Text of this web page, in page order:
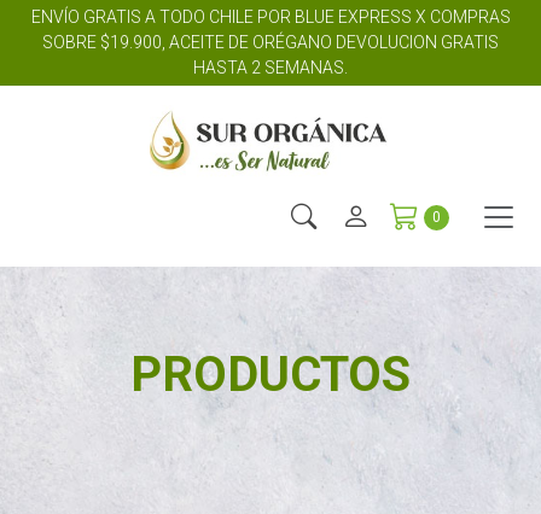
ENVÍO GRATIS A TODO CHILE POR BLUE EXPRESS X COMPRAS
SOBRE $19.900, ACEITE DE ORÉGANO DEVOLUCION GRATIS
HASTA 2 SEMANAS.
0
PRODUCTOS